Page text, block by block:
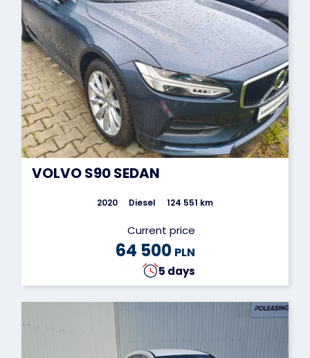
VOLVO S90 SEDAN
2020 Diesel 124 551 km
Current price
64 500 PLN
5 days